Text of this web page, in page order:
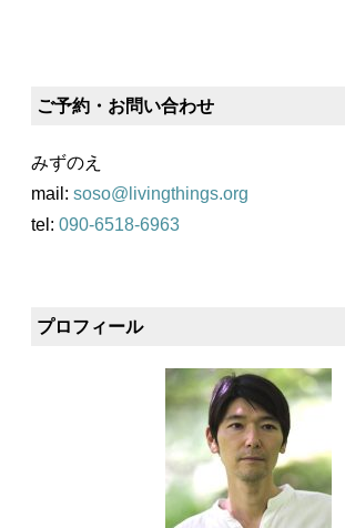
ご予約・お問い合わせ
みずのえ
mail: soso@livingthings.org
tel: 090-6518-6963
プロフィール